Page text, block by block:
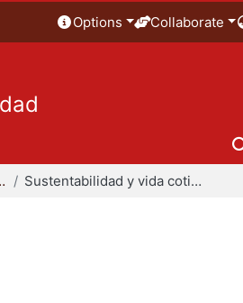
Options Collaborate
Sustentabilidad y vida cotidiana